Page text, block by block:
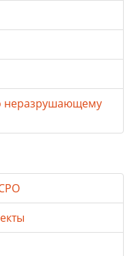
неразрушающему